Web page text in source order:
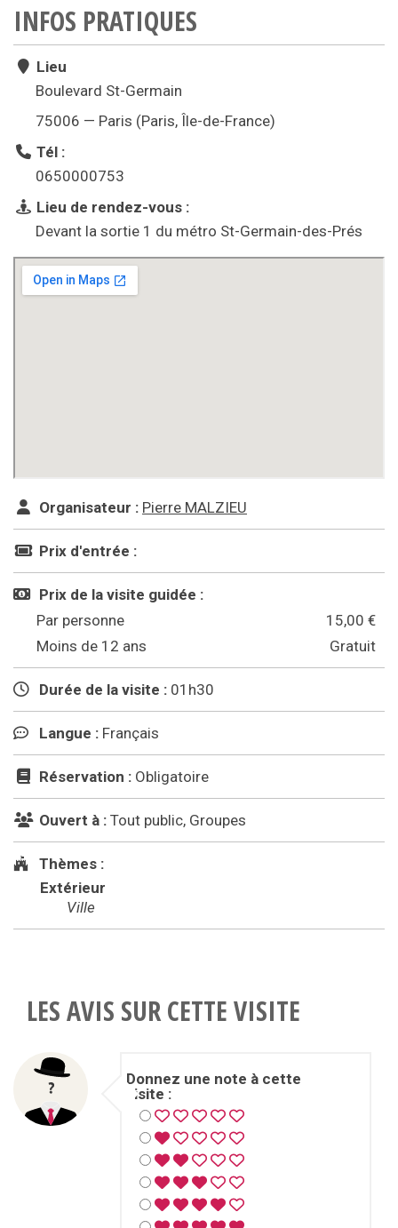
INFOS PRATIQUES
Lieu
Boulevard St-Germain
75006 — Paris (Paris, Île-de-France)
Tél :
0650000753
Lieu de rendez-vous :
Devant la sortie 1 du métro St-Germain-des-Prés
Organisateur : Pierre MALZIEU
Prix d'entrée :
Prix de la visite guidée :
Par personne
15,00 €
Moins de 12 ans
Gratuit
Durée de la visite : 01h30
Langue : Français
Réservation : Obligatoire
Ouvert à : Tout public, Groupes
Thèmes :
Extérieur
Ville
LES AVIS SUR CETTE VISITE
Donnez une note à cette
visite :